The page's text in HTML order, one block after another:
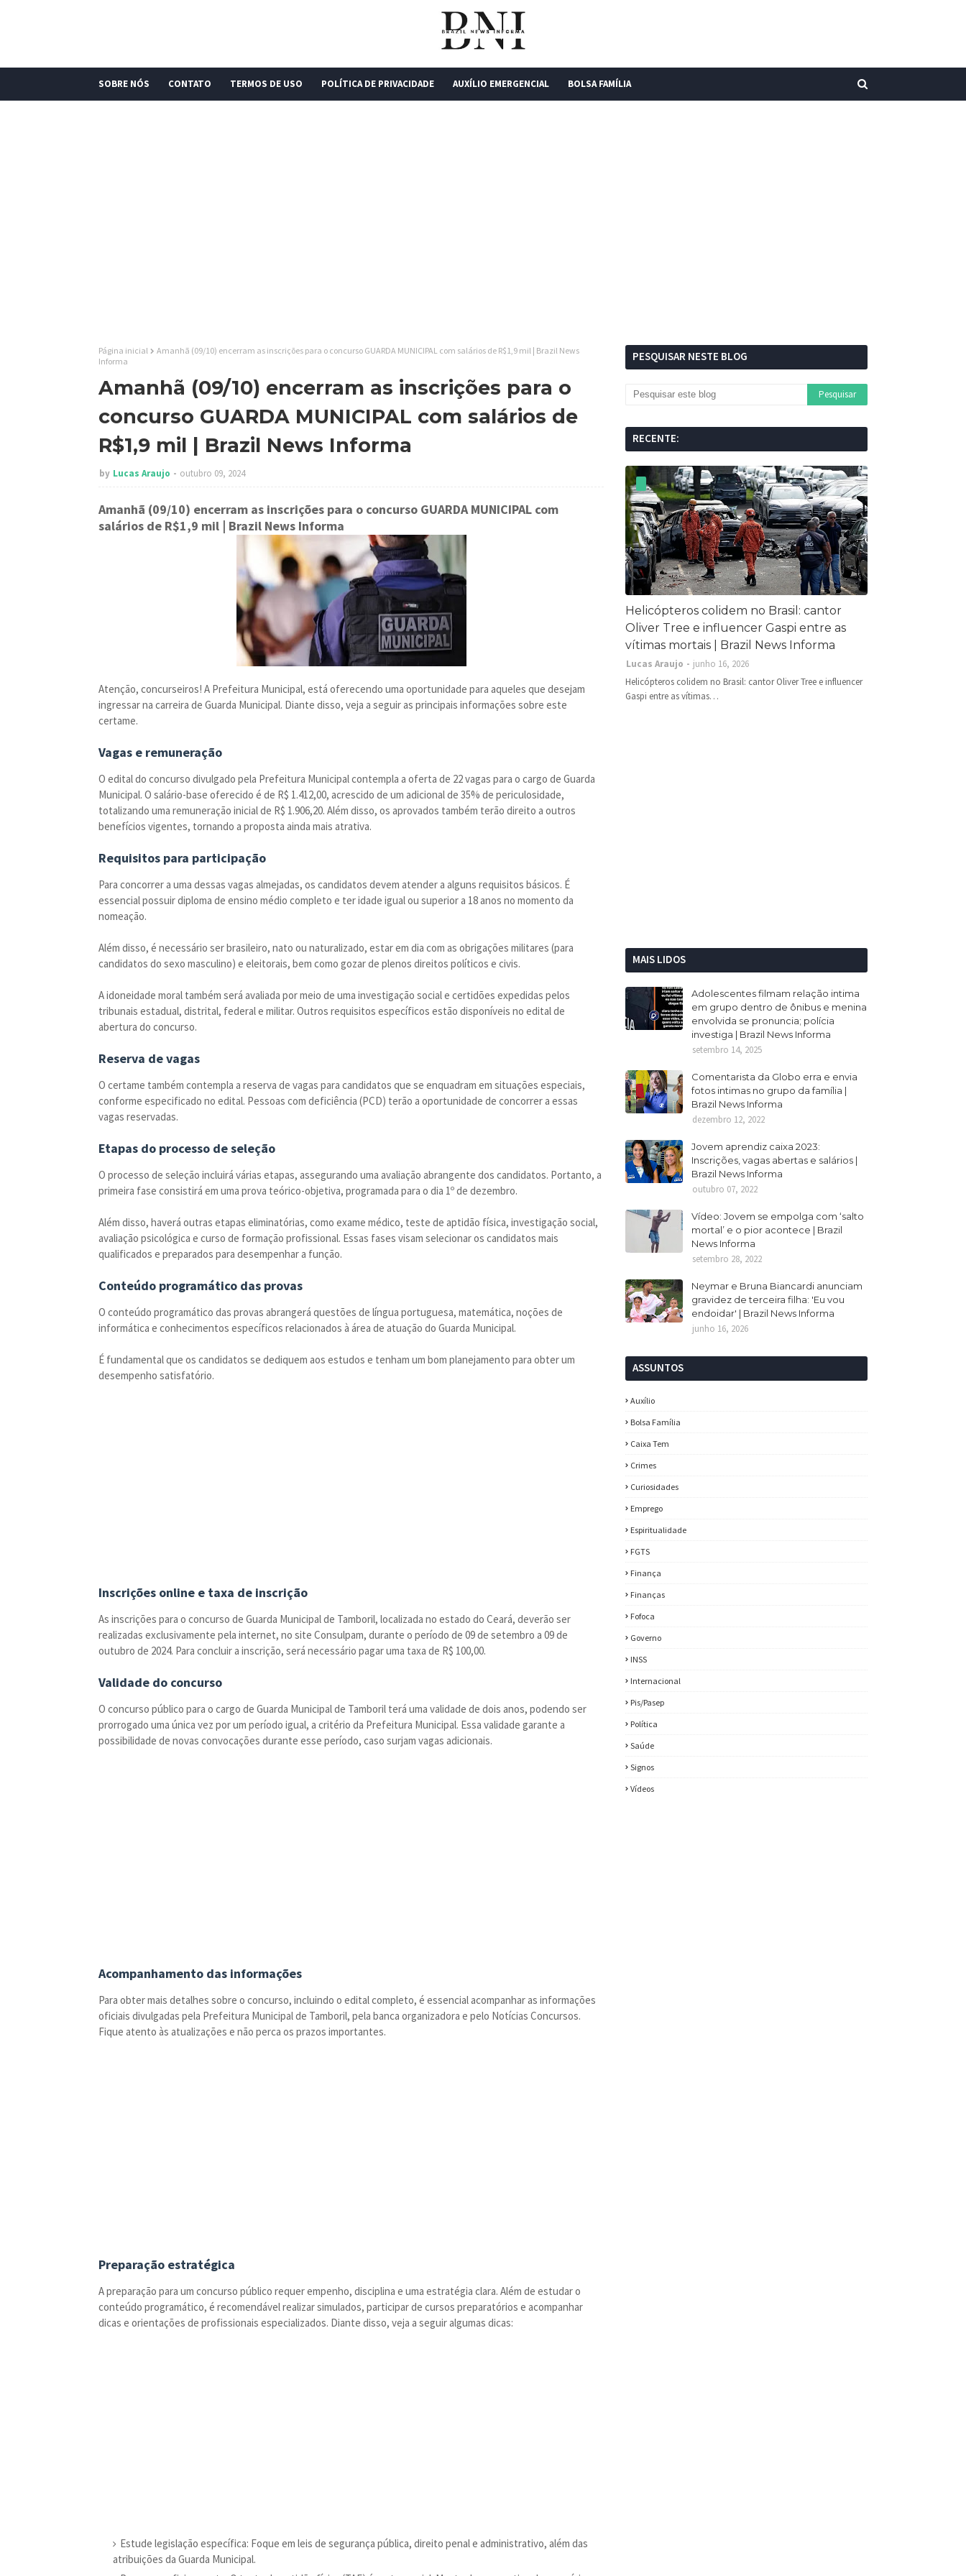
SOBRE NÓS CONTATO TERMOS DE USO POLÍTICA DE PRIVACIDADE AUXÍLIO EMERGENCIAL BOLSA FAMÍLIA
Página inicial
Amanhã (09/10) encerram as inscrições para o concurso GUARDA MUNICIPAL com salários de R$1,9 mil | Brazil News
Informa
Amanhã (09/10) encerram as inscrições para o
concurso GUARDA MUNICIPAL com salários de
R$1,9 mil | Brazil News Informa
by Lucas Araujo outubro 09, 2024
Amanhã (09/10) encerram as inscrições para o concurso GUARDA MUNICIPAL com
salários de R$1,9 mil | Brazil News Informa
Atenção, concurseiros! A Prefeitura Municipal, está oferecendo uma oportunidade para aqueles que desejam
ingressar na carreira de Guarda Municipal. Diante disso, veja a seguir as principais informações sobre este
certame.
Vagas e remuneração
O edital do concurso divulgado pela Prefeitura Municipal contempla a oferta de 22 vagas para o cargo de Guarda
Municipal. O salário-base oferecido é de R$ 1.412,00, acrescido de um adicional de 35% de periculosidade,
totalizando uma remuneração inicial de R$ 1.906,20. Além disso, os aprovados também terão direito a outros
benefícios vigentes, tornando a proposta ainda mais atrativa.
Requisitos para participação
Para concorrer a uma dessas vagas almejadas, os candidatos devem atender a alguns requisitos básicos. É
essencial possuir diploma de ensino médio completo e ter idade igual ou superior a 18 anos no momento da
nomeação.
Além disso, é necessário ser brasileiro, nato ou naturalizado, estar em dia com as obrigações militares (para
candidatos do sexo masculino) e eleitorais, bem como gozar de plenos direitos políticos e civis.
A idoneidade moral também será avaliada por meio de uma investigação social e certidões expedidas pelos
tribunais estadual, distrital, federal e militar. Outros requisitos específicos estão disponíveis no edital de
abertura do concurso.
Reserva de vagas
O certame também contempla a reserva de vagas para candidatos que se enquadram em situações especiais,
conforme especificado no edital. Pessoas com deficiência (PCD) terão a oportunidade de concorrer a essas
vagas reservadas.
Etapas do processo de seleção
O processo de seleção incluirá várias etapas, assegurando uma avaliação abrangente dos candidatos. Portanto, a
primeira fase consistirá em uma prova teórico-objetiva, programada para o dia 1º de dezembro.
Além disso, haverá outras etapas eliminatórias, como exame médico, teste de aptidão física, investigação social,
avaliação psicológica e curso de formação profissional. Essas fases visam selecionar os candidatos mais
qualificados e preparados para desempenhar a função.
Conteúdo programático das provas
O conteúdo programático das provas abrangerá questões de língua portuguesa, matemática, noções de
informática e conhecimentos específicos relacionados à área de atuação do Guarda Municipal.
É fundamental que os candidatos se dediquem aos estudos e tenham um bom planejamento para obter um
desempenho satisfatório.
Inscrições online e taxa de inscrição
As inscrições para o concurso de Guarda Municipal de Tamboril, localizada no estado do Ceará, deverão ser
realizadas exclusivamente pela internet, no site Consulpam, durante o período de 09 de setembro a 09 de
outubro de 2024. Para concluir a inscrição, será necessário pagar uma taxa de R$ 100,00.
Validade do concurso
O concurso público para o cargo de Guarda Municipal de Tamboril terá uma validade de dois anos, podendo ser
prorrogado uma única vez por um período igual, a critério da Prefeitura Municipal. Essa validade garante a
possibilidade de novas convocações durante esse período, caso surjam vagas adicionais.
Acompanhamento das informações
Para obter mais detalhes sobre o concurso, incluindo o edital completo, é essencial acompanhar as informações
oficiais divulgadas pela Prefeitura Municipal de Tamboril, pela banca organizadora e pelo Notícias Concursos.
Fique atento às atualizações e não perca os prazos importantes.
Preparação estratégica
A preparação para um concurso público requer empenho, disciplina e uma estratégia clara. Além de estudar o
conteúdo programático, é recomendável realizar simulados, participar de cursos preparatórios e acompanhar
dicas e orientações de profissionais especializados. Diante disso, veja a seguir algumas dicas:
Estude legislação específica: Foque em leis de segurança pública, direito penal e administrativo, além das
atribuições da Guarda Municipal.
PESQUISAR NESTE BLOG
RECENTE:
Helicópteros colidem no Brasil: cantor
Oliver Tree e influencer Gaspi entre as
vítimas mortais | Brazil News Informa
Lucas Araujo
junho 16, 2026
Helicópteros colidem no Brasil: cantor Oliver Tree e influencer
Gaspi entre as vítimas…
MAIS LIDOS
Adolescentes filmam relação intima
em grupo dentro de ônibus e menina
envolvida se pronuncia; polícia
investiga | Brazil News Informa
setembro 14, 2025
Comentarista da Globo erra e envia
fotos intimas no grupo da família |
Brazil News Informa
dezembro 12, 2022
Jovem aprendiz caixa 2023:
Inscrições, vagas abertas e salários |
Brazil News Informa
outubro 07, 2022
Vídeo: Jovem se empolga com ‘salto
mortal’ e o pior acontece | Brazil
News Informa
setembro 28, 2022
Neymar e Bruna Biancardi anunciam
gravidez de terceira filha: 'Eu vou
endoidar' | Brazil News Informa
junho 16, 2026
ASSUNTOS
Auxílio
Bolsa Família
Caixa Tem
Crimes
Curiosidades
Emprego
Espiritualidade
FGTS
Finança
Finanças
Fofoca
Governo
INSS
Internacional
Pis/Pasep
Política
Saúde
Signos
Vídeos